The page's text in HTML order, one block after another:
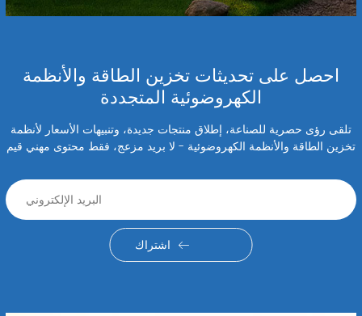
احصل على تحديثات تخزين الطاقة والأنظمة
الكهروضوئية المتجددة
تلقى رؤى حصرية للصناعة، إطلاق منتجات جديدة، وتنبيهات الأسعار لأنظمة
تخزين الطاقة والأنظمة الكهروضوئية - لا بريد مزعج، فقط محتوى مهني قيم
اشتراك